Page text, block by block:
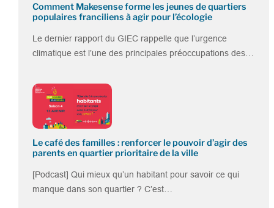
Comment Makesense forme les jeunes de quartiers
populaires franciliens à agir pour l’écologie
Le dernier rapport du GIEC rappelle que l’urgence
climatique est l’une des principales préoccupations des…
Le café des familles : renforcer le pouvoir d’agir des
parents en quartier prioritaire de la ville
[Podcast] Qui mieux qu’un habitant pour savoir ce qui
manque dans son quartier ? C’est…